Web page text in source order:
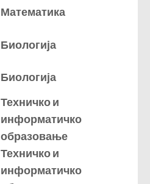
Математика
Биологија
Биологија
Техничко и
информатичко
образовање
Техничко и
информатичко